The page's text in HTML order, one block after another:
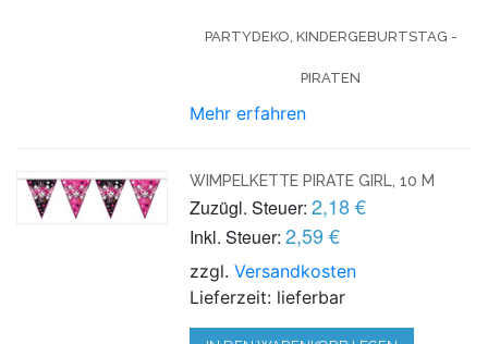
PARTYDEKO, KINDERGEBURTSTAG -
PIRATEN
Mehr erfahren
WIMPELKETTE PIRATE GIRL, 10 M
Zuzügl. Steuer: 2,18 €
Inkl. Steuer: 2,59 €
zzgl.Versandkosten
Lieferzeit: lieferbar